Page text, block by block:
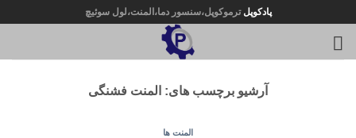
content
پادکوپلترموکوپل،سنسور دما،المنت،لول سوئیچ
آرشیو برچسب های: المنت فشنگی
المنت ها